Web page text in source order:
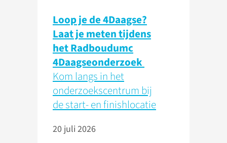
Loop je de 4Daagse?
Laat je meten tijdens
het Radboudumc
4Daagseonderzoek
Kom langs in het
onderzoekscentrum bij
de start- en finishlocatie
20 juli 2026